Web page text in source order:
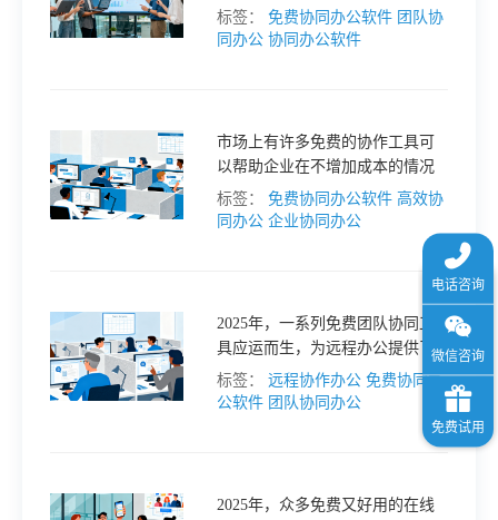
有效解决这些问题，而且很多都
是免费的！本文将为您介绍 5 款
标签： 免费协同办公软件 团队协
同办公 协同办公软件
市场上有许多免费的协作工具可
以帮助企业在不增加成本的情况
下提高工作效率。本文将为您介
绍一些实用的免费协作工具，并
推荐一款强大的协作平台—接而
标签： 免费协同办公软件 高效协
同办公 企业协同办公
2025年，一系列免费团队协同工
具应运而生，为远程办公提供了
强大助力。今天，就让我们一起
盘点这些备受瞩目的工具，助力
你的远程团队协作更上一层楼。
标签： 远程协作办公 免费协同办
公软件 团队协同办公
2025年，众多免费又好用的在线